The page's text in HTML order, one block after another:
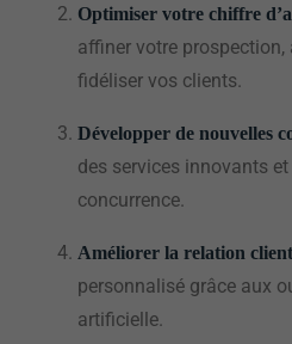
Optimiser votre chiffre
affiner votre
fidéliser vos clients.
Développer de nouvelles
des services innovants
concurrence.
Améliorer la relation client
personnalisé grâce aux
artificielle.